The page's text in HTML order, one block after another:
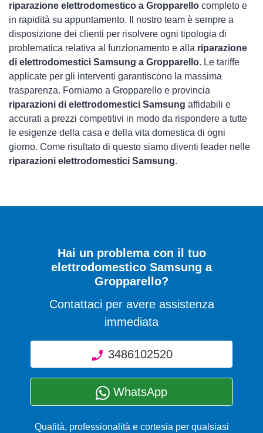
riparazione elettrodomestico a Gropparello completo e
in rapidità su appuntamento. Il nostro team è sempre a
disposizione dei clienti per risolvere ogni tipologia di
problematica relativa al funzionamento e alla riparazione
di elettrodomestici Samsung a Gropparello. Le tariffe
applicate per gli interventi garantiscono la massima
trasparenza. Forniamo a Gropparello e provincia
riparazioni di elettrodomestici Samsung affidabili e
accurati a prezzi competitivi in modo da rispondere a tutte
le esigenze della casa e della vita domestica di ogni
giorno. Come risultato di questo siamo diventi leader nelle
riparazioni elettrodomestici Samsung.
Hai un problema con il tuo
elettrodomestico Samsung a
Gropparello?
Contattaci per avere assistenza
immediata
3486102520
WhatsApp
Qualità, professionalità e cortesia per qualsiasi